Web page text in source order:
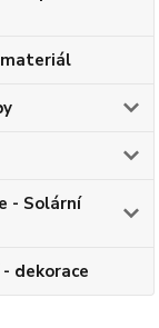
- Solární
dekorace